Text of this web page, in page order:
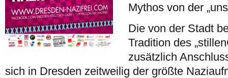
Mythos von der
Die von der Stadt
Tradition des
zusätzlich
sich in Dresden zeitweilig der größte